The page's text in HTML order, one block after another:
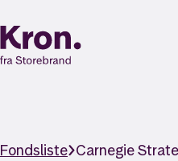
Fondsliste Carnegie